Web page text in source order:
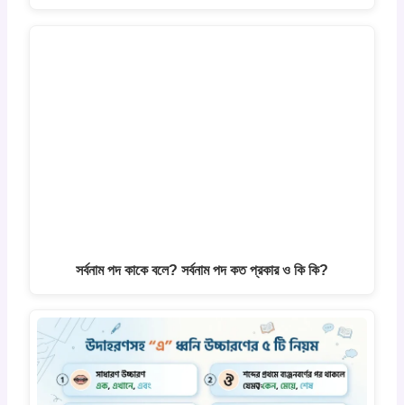
সর্বনাম পদ কাকে বলে? সর্বনাম পদ কত প্রকার ও কি কি?